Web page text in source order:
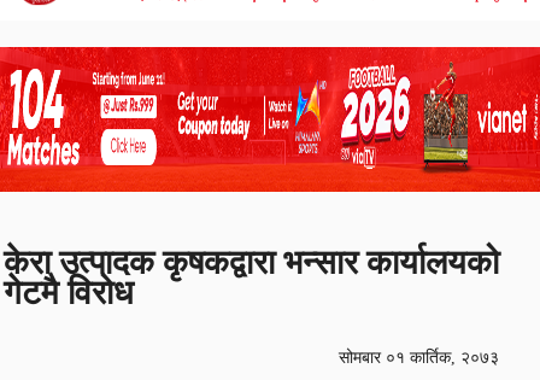
केरा उत्पादक कृषकद्वारा भन्सार कार्यालयको
गेटमै विरोध
सोमबार ०१ कार्तिक, २०७३